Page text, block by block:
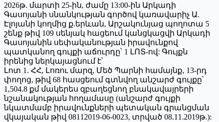
2026թ. մարտի 25-ին, ժամը 13:00-ին Արկադի
Գասոյանի սնանկության գործով կառավարիչ Ա.
Էլոյանի կողմից ք.երևան, Արշակունյաց պողոտա 5
շենք թիվ 109 սենյակ հացեում կանցկացվի Արկադի
Գասոյանին սեփականության իրավունքով
պատկանող գույքի աճուրդը՝ 1 ԼՈՏ-ով: Գույքն
իրենից ներկայացնում է՝
Լոտ 1. ՀՀ, Լոռու մարզ, Մեծ Պարնի համայնք, 13-րդ
փողոց, թիվ 68 հասցեում գտնվող անշարժ գույքը՝
1,504.8 քմ մակերես զբաղեցնող բնակավայրերի
նշանակության հողամասը (անշարժ գույքի
նկատմամբ իրավունքների պետական գրանցման
վկայական թիվ 08112019-06-0023, տրված 08.11.2019թ.):